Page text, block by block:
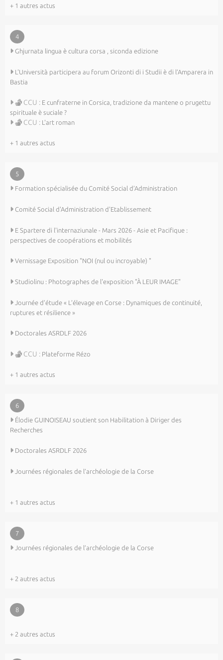
+ 1 autres actus
4
Ghjurnata lingua è cultura corsa , siconda edizione
L'Università participera au forum Orizonti di i Studii è di l’Amparera in
Bastia
CCU : E cunfraterne in Corsica, tradizione da mantene o prugettu
spirituale è suciale ?
CCU : L'art roman
+ 1 autres actus
5
Formation spécialisée du Comité Social d’Administration
Comité Social d'Administration d'Etablissement
E Spartere di l'internaziunale - Mars 2026 - Asie et Pacifique :
perspectives de coopérations et mobilités
Vernissage Exposition "NOI (nul ou incroyable) "
Studiolinu : Photographes de l'exposition "À LEUR IMAGE"
Journée d’étude « L’élevage en Corse : Dynamiques de continuité,
ruptures et résilience »
Doctorales ASRDLF 2026
CCU : Plateforme Rézo
+ 1 autres actus
6
Élodie GUINOISEAU soutient son Habilitation à Diriger des
Recherches
Doctorales ASRDLF 2026
Journées régionales de l’archéologie de la Corse
+ 1 autres actus
7
Journées régionales de l’archéologie de la Corse
+ 2 autres actus
8
+ 2 autres actus